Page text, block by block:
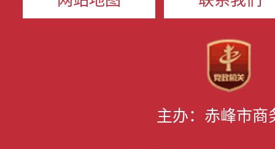
主办：赤峰市商